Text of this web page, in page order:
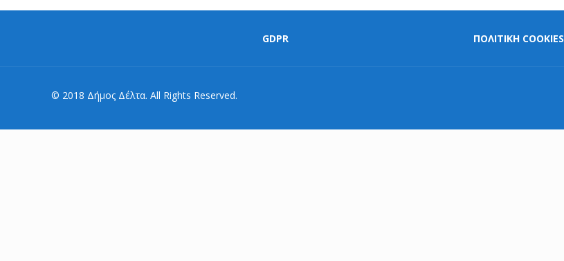
GDPR ΠΟΛΙΤΙΚΗ COOKIES
© 2018 Δήμος Δέλτα. All Rights Reserved.